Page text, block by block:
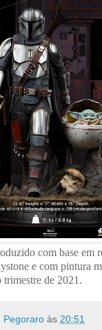
com base em
e com pintura
de 2021.
Pegoraro às 20:51